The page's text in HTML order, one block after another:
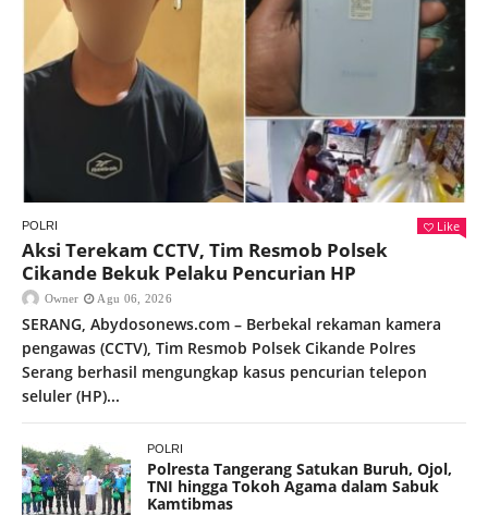
POLRI Like
Aksi Terekam CCTV, Tim Resmob Polsek
Cikande Bekuk Pelaku Pencurian HP
Owner Agu 06, 2026
SERANG, Abydosonews.com – Berbekal rekaman kamera
pengawas (CCTV), Tim Resmob Polsek Cikande Polres
Serang berhasil mengungkap kasus pencurian telepon
seluler (HP)...
POLRI
Polresta Tangerang Satukan Buruh, Ojol,
TNI hingga Tokoh Agama dalam Sabuk
Kamtibmas